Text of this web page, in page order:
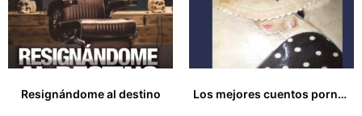
Resignándome al destino
Los mejores cuentos pornográficos. Volumen II